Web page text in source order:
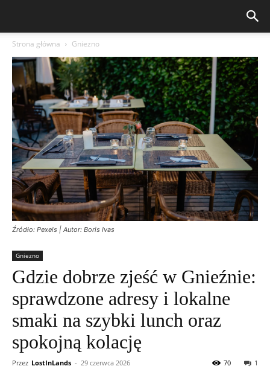
Strona główna Gniezno
Źródło: Pexels | Autor: Boris Ivas
Gniezno
Gdzie dobrze zjeść w Gnieźnie:
sprawdzone adresy i lokalne
smaki na szybki lunch oraz
spokojną kolację
Przez LostInLands - 29 czerwca 2026 1
70